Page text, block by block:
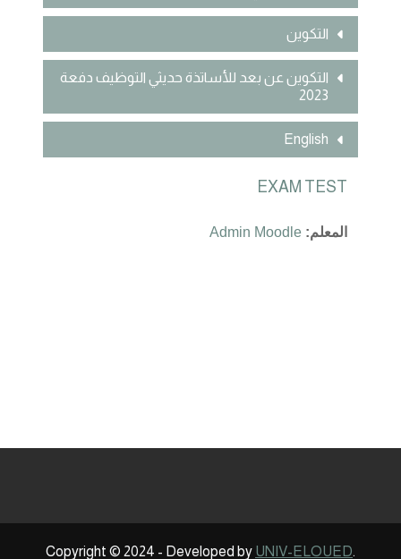
التكوين
التكوين عن بعد للأساتذة حديثي التوظيف دفعة
2023
English
EXAM TEST
المعلم: Admin Moodle
Copyright © 2024 - Developed by UNIV-ELOUED.